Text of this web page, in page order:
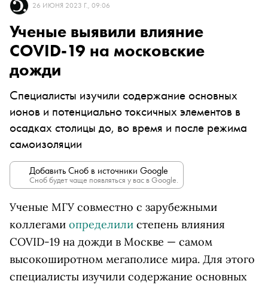
26 ИЮНЯ 2023 Г., 09:06
Ученые выявили влияние
COVID-19 на московские
дожди
Специалисты изучили содержание основных
ионов и потенциально токсичных элементов в
осадках столицы до, во время и после режима
самоизоляции
Добавить Сноб в источники Google
Сноб будет чаще появляться у вас в Google.
Ученые МГУ совместно с зарубежными
коллегами определили степень влияния
COVID-19 на дожди в Москве — самом
высокоширотном мегаполисе мира. Для этого
специалисты изучили содержание основных